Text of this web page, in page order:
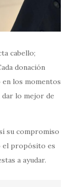
cabello;
donación
los momentos
dar lo mejor de
su compromiso
el propósito es
a ayudar.